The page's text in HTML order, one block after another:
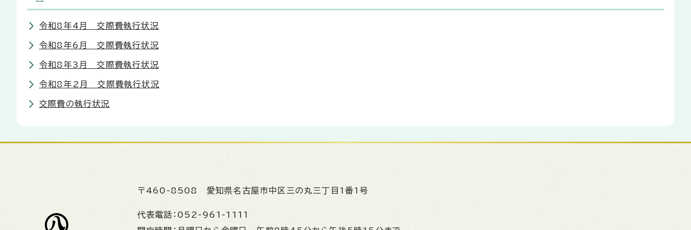
令和8年4月 交際費執行状況
令和8年6月 交際費執行状況
令和8年3月 交際費執行状況
令和8年2月 交際費執行状況
交際費の執行状況
〒460-8508 愛知県名古屋市中区三の丸三丁目1番1号
代表電話： 052-961-1111